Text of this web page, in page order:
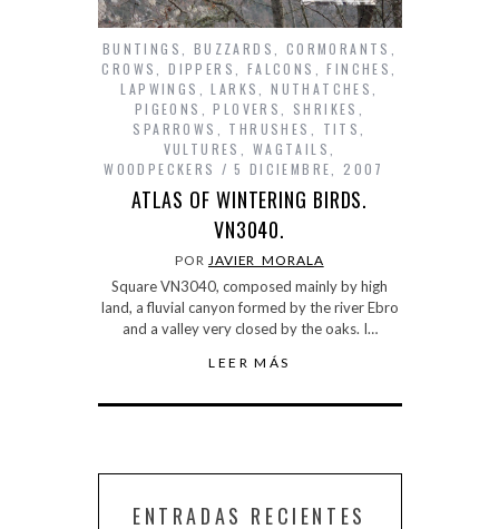
BUNTINGS BUZZARDS CORMORANTS
CROWS
,DIPPERS FALCONS ,FINCHES
LAPWINGS
,LARKS ,NUTHATCHES
PIGEONS
,PLOVERS SHRIKES
SPARROWS
THRUSHES TITS
VULTURES
WAGTAILS
WOODPECKERS
5 DICIEMBRE, 2007
ATLAS OF WINTERING BIRDS.
VN3040.
POR JAVIER_MORALA
Square VN3040, composed mainly by high
land, a fluvial canyon formed by the river Ebro
and a valley very closed by the oaks. I…
LEER MÁS
ENTRADAS RECIENTES